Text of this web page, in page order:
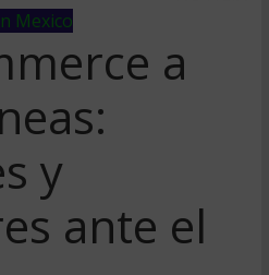
Mexico
a
y
ante el